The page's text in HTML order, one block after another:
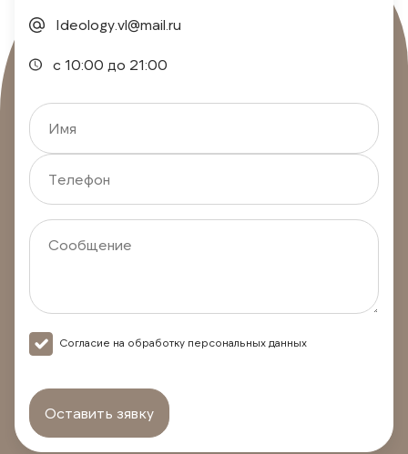
Ideology.vl@mail.ru
c 10:00 до 21:00
Согласие на обработку персональных данных
Оставить зявку